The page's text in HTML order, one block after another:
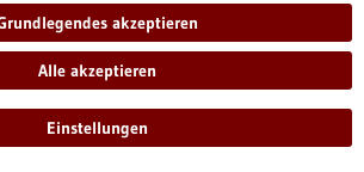
auf die Personalisierte
– schon jetzt ist die
im Einsatz. Aber wie genau? Was ist
wer erhält sie und welche
bringen maßgeschneiderte Therapien
akzeptieren
Alle akzeptieren
Einstellungen